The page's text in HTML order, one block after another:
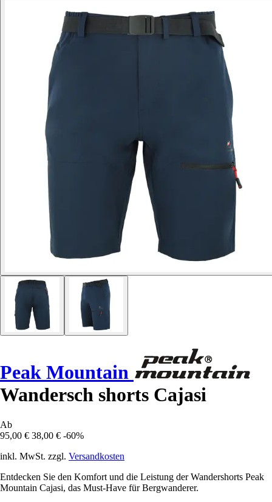
Peak Mountain
Wandersch shorts Cajasi
Ab
95,00 € 38,00 € -60%
inkl. MwSt. zzgl. Versandkosten
Entdecken Sie den Komfort und die Leistung der Wandershorts Peak
Mountain Cajasi, das Must-Have für Bergwanderer.